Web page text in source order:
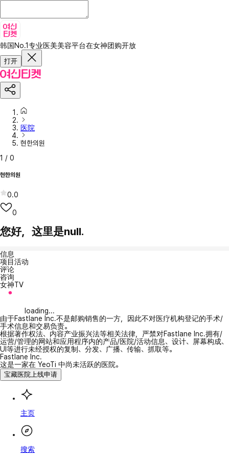
韩国No.1专业医美美容平台在女神团购开放
打开
医院
현한의원
1 / 0
현한의원
0.0
0
您好，这里是null.
信息
项目活动
评论
咨询
女神TV
loading...
由于Fastlane Inc.不是邮购销售的一方，因此不对医疗机构登记的手术/
手术信息和交易负责。
根据著作权法、内容产业振兴法等相关法律，严禁对Fastlane Inc.拥有/
运营/管理的网站和应用程序内的产品/医院/活动信息、设计、屏幕构成、
UI等进行未经授权的复制、分发、广播、传输、抓取等。
Fastlane Inc.
这是一家在 YeoTi 中尚未活跃的医院。
宝藏医院上线申请
主页
搜索